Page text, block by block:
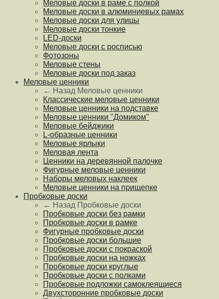
Меловые доски в раме с полкой
Меловые доски в алюминиевых рамах
Меловые доски для улицы
Меловые доски тонкие
LED-доски
Меловые доски с росписью
Фотозоны
Меловые стены
Меловые доски под заказ
Меловые ценники
← Назад Меловые ценники
Классические меловые ценники
Меловые ценники на подставке
Меловые ценники "Домиком"
Меловые бейджики
L-образные ценники
Меловые ярлыки
Меловая лента
Ценники на деревянной палочке
Фигурные меловые ценники
Наборы меловых наклеек
Меловые ценники на прищепке
Пробковые доски
← Назад Пробковые доски
Пробковые доски без рамки
Пробковые доски в рамке
Фигурные пробковые доски
Пробковые доски большие
Пробковые доски с покраской
Пробковые доски на ножках
Пробковые доски круглые
Пробковые доски с полками
Пробковые подложки самоклеящиеся
Двухсторонние пробковые доски